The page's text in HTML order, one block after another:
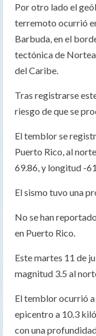
Por otro lado el
terremoto ocurrió
Barbuda, en el
tectónica de
del Caribe.
Tras registrarse
riesgo de que se
El temblor se
Puerto Rico, al
69.86, y longitud -
El sismo tuvo una
No se han
en Puerto Rico.
Este martes 11 de
magnitud 3.5 al
El temblor ocurrió a
epicentro a 10.3
con una